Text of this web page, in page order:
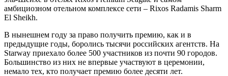
амбициозном отельном комплексе сети – Rixos Radamis Sharm
El Sheikh.
В нынешнем году за право получить премию, как и в
предыдущие годы, боролись тысячи российских агентств. На
Starway приехало более 500 участников из почти 90 городов.
Большинство из них не впервые участвуют в церемонии,
немало тех, кто получает премию более десяти лет.